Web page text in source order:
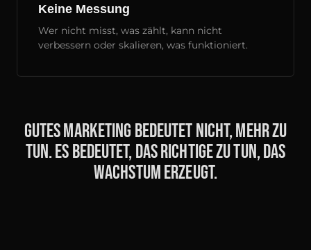
Keine Messung
Wer nicht misst, was zählt, kann nicht
verbessern oder skalieren, was funktioniert.
Gutes Marketing bedeutet nicht, mehr zu
tun. Es bedeutet, das Richtige zu tun, das
Wachstum erzeugt.